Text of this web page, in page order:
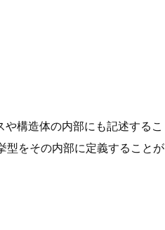
構造体の内部にも記述するこ
型をその内部に定義することが